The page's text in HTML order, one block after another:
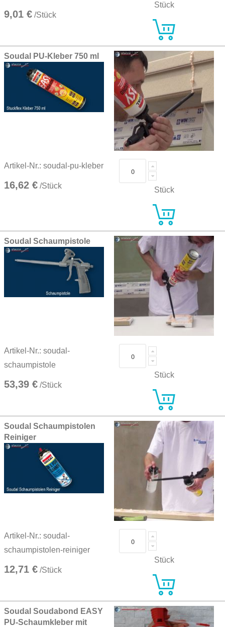
9,01 € /Stück
Stück
Soudal PU-Kleber 750 ml
Artikel-Nr.: soudal-pu-kleber
16,62 € /Stück Stück
Soudal Schaumpistole
Artikel-Nr.: soudal-
schaumpistole
53,39 € /Stück
Stück
Soudal Schaumpistolen
Reiniger
Artikel-Nr.: soudal-
schaumpistolen-reiniger
12,71 € /Stück
Stück
Soudal Soudabond EASY
PU-Schaumkleber mit